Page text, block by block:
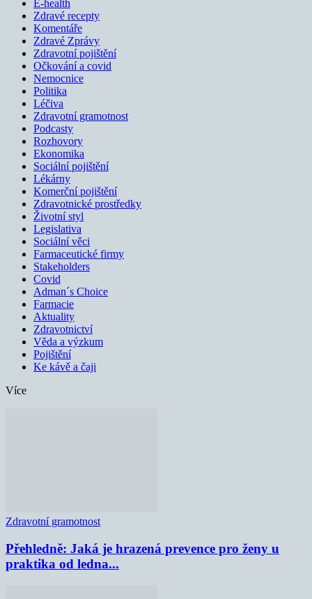
E-health
Zdravé recepty
Komentáře
Zdravé Zprávy
Zdravotní pojištění
Očkování a covid
Nemocnice
Politika
Léčiva
Zdravotní gramotnost
Podcasty
Rozhovory
Ekonomika
Sociální pojištění
Lékárny
Komerční pojištění
Zdravotnické prostředky
Životní styl
Legislativa
Sociální věci
Farmaceutické firmy
Stakeholders
Covid
Adman´s Choice
Farmacie
Aktuality
Zdravotnictví
Věda a výzkum
Pojištění
Ke kávě a čaji
Více
Zdravotní gramotnost
Přehledně: Jaká je hrazená prevence pro ženy u
praktika od ledna...